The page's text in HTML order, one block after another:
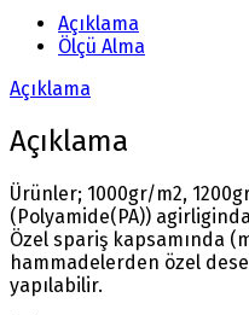
Açıklama
Ölçü Alma
Açıklama
Açıklama
Ürünler; 1000gr/m2,
(Polyamide(PA))
Özel spariş kapsamında
hammadelerden özel
yapılabilir.